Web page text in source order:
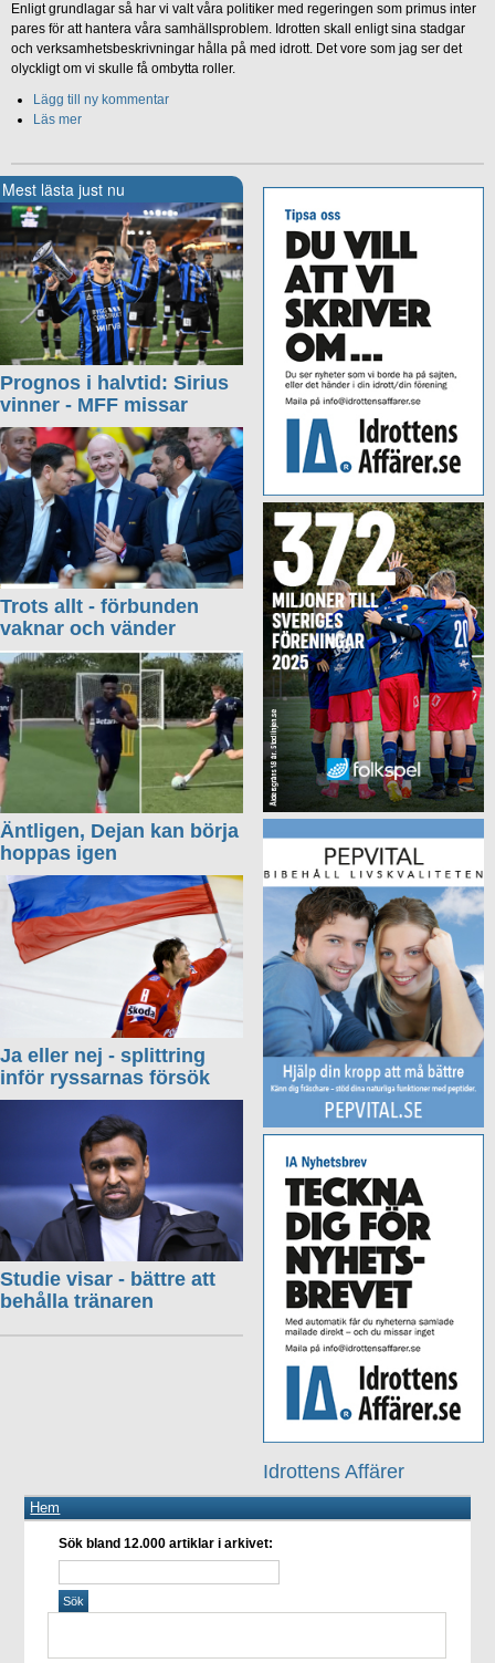
Enligt grundlagar så har vi valt våra politiker med regeringen som primus inter
pares för att hantera våra samhällsproblem. Idrotten skall enligt sina stadgar
och verksamhetsbeskrivningar hålla på med idrott. Det vore som jag ser det
olyckligt om vi skulle få ombytta roller.
Lägg till ny kommentar
Läs mer
Idrottens Affärer
Mest lästa just nu
Prognos i halvtid: Sirius
vinner - MFF missar
Trots allt - förbunden
vaknar och vänder
Äntligen, Dejan kan börja
hoppas igen
Ja eller nej - splittring
inför ryssarnas försök
Studie visar - bättre att
behålla tränaren
Hem
Sök bland 12.000 artiklar i arkivet: